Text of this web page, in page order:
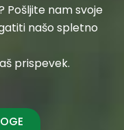
Pošljite nam svoje
našo spletno
prispevek.